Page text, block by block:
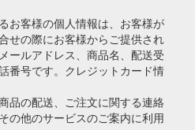
お客様の個人情報は、お客様が
せの際にお客様からご提供され
ールアドレス、商品名、配送受
番号です。クレジットカード情
品の配送、ご注文に関する連絡
の他のサービスのご案内に利用